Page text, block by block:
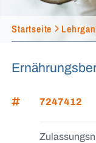
Startseite
7247412